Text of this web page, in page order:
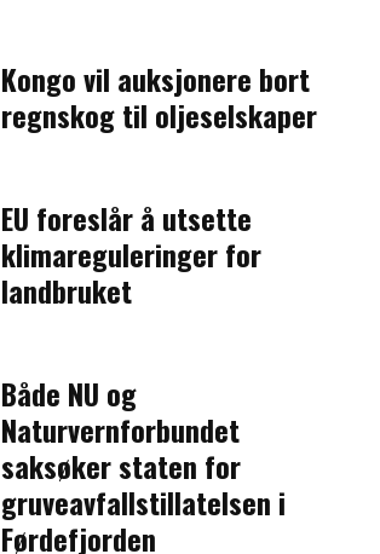
Kongo vil auksjonere bort
regnskog til oljeselskaper
EU foreslår å utsette
klimareguleringer for
landbruket
Både NU og
Naturvernforbundet
saksøker staten for
gruveavfallstillatelsen i
Førdefjorden